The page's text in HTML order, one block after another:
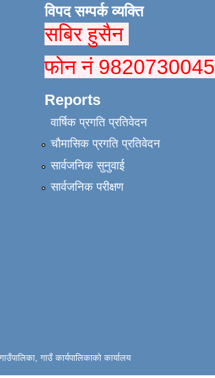
विपद सम्पर्क व्यक्ति
सबिर हुसैन
फोन नं 9820730045
Reports
वार्षिक प्रगति प्रतिवेदन
चौमासिक प्रगति प्रतिवेदन
सार्वजनिक सुनुवाई
सार्वजनिक परीक्षण
गाउँ कार्यपालिकाको कार्यालय